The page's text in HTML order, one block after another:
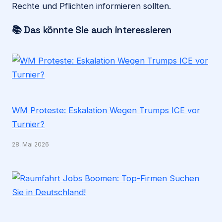
Rechte und Pflichten informieren sollten.
📚 Das könnte Sie auch interessieren
WM Proteste: Eskalation Wegen Trumps ICE vor
Turnier?
28. Mai 2026